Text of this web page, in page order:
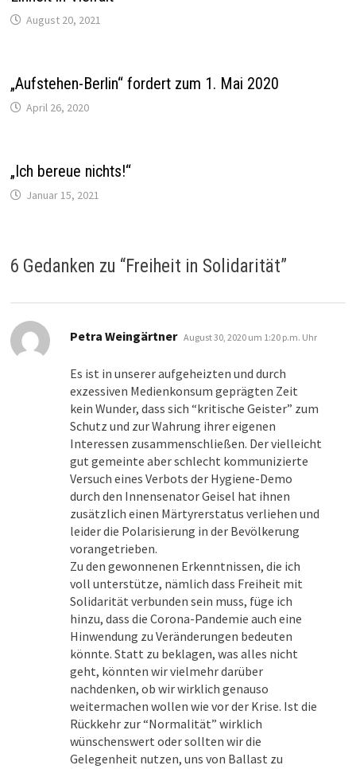
August 20, 2021
„Aufstehen-Berlin“ fordert zum 1. Mai 2020
April 26, 2020
„Ich bereue nichts!“
Januar 15, 2021
6 Gedanken zu “Freiheit in Solidarität”
Petra Weingärtner sagt:
August 30, 2020 um 1:20 p.m. Uhr
Es ist in unserer aufgeheizten und durch
exzessiven Medienkonsum geprägten Zeit
kein Wunder, dass sich “kritische Geister” zum
Schutz und zur Wahrung ihrer eigenen
Interessen zusammenschließen. Der vielleicht
gut gemeinte aber schlecht kommunizierte
Versuch eines Verbots der Hygiene-Demo
durch den Innensenator Geisel hat ihnen
zusätzlich einen Märtyrerstatus verliehen und
leider die Polarisierung in der Bevölkerung
vorangetrieben.
Zu den gewonnenen Erkenntnissen, die ich
voll unterstütze, nämlich dass Freiheit mit
Solidarität verbunden sein muss, füge ich
hinzu, dass die Corona-Pandemie auch eine
Hinwendung zu Veränderungen bedeuten
könnte. Statt zu beklagen, was alles nicht
geht, könnten wir vielmehr darüber
nachdenken, ob wir wirklich genauso
weitermachen wollen wie vor der Krise. Ist die
Rückkehr zur “Normalität” wirklich
wünschenswert oder sollten wir die
Gelegenheit nutzen, uns von Ballast zu